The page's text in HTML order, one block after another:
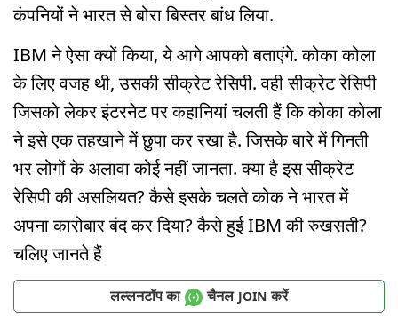
कंपनियों ने भारत से बोरा बिस्तर बांध लिया.
IBM ने ऐसा क्यों किया, ये आगे आपको बताएंगे. कोका कोला
के लिए वजह थी, उसकी सीक्रेट रेसिपी. वही सीक्रेट रेसिपी
जिसको लेकर इंटरनेट पर कहानियां चलती हैं कि कोका कोला
ने इसे एक तहखाने में छुपा कर रखा है. जिसके बारे में गिनती
भर लोगों के अलावा कोई नहीं जानता. क्या है इस सीक्रेट
रेसिपी की असलियत? कैसे इसके चलते कोक ने भारत में
अपना कारोबार बंद कर दिया? कैसे हुई IBM की रुखसती?
चलिए जानते हैं
लल्लनटॉप का चैनल JOIN करें